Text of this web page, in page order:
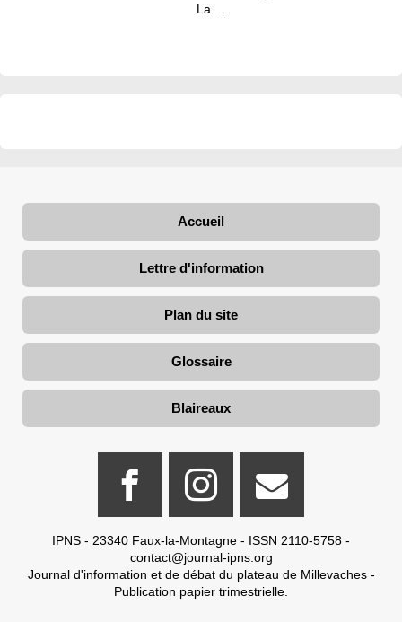
La ...
Accueil
Lettre d'information
Plan du site
Glossaire
Blaireaux
IPNS - 23340 Faux-la-Montagne - ISSN 2110-5758 -
contact@journal-ipns.org
Journal d'information et de débat du plateau de Millevaches -
Publication papier trimestrielle.